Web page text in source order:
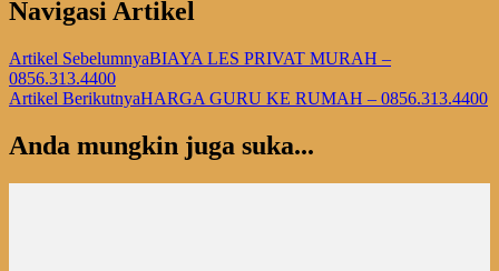
Navigasi Artikel
Artikel SebelumnyaBIAYA LES PRIVAT MURAH –
0856.313.4400
Artikel BerikutnyaHARGA GURU KE RUMAH – 0856.313.4400
Anda mungkin juga suka...